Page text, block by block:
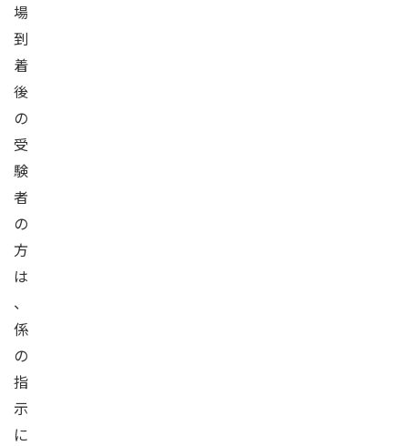
場
到
着
後
の
受
験
者
の
方
は
、
係
の
指
示
に